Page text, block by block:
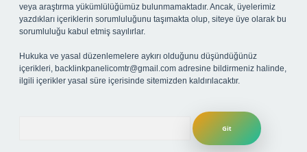
veya araştırma yükümlülüğümüz bulunmamaktadır. Ancak, üyelerimiz
yazdıkları içeriklerin sorumluluğunu taşımakta olup, siteye üye olarak bu
sorumluluğu kabul etmiş sayılırlar.
Hukuka ve yasal düzenlemelere aykırı olduğunu düşündüğünüz
içerikleri, backlinkpanelicomtr@gmail.com adresine bildirmeniz halinde,
ilgili içerikler yasal süre içerisinde sitemizden kaldırılacaktır.